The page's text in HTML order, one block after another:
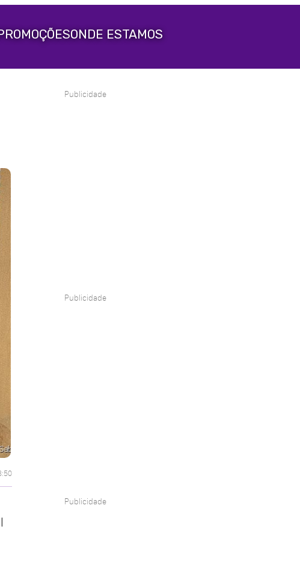
ONDE ESTAMOS
Publicidade
Publicidade
Publicidade